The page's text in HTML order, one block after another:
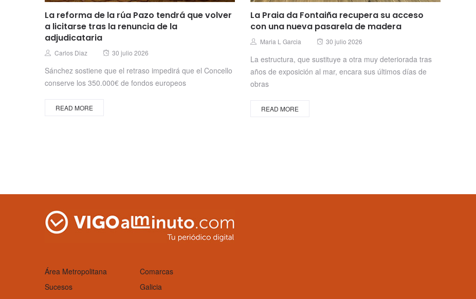
La reforma de la rúa Pazo tendrá que volver
a licitarse tras la renuncia de la
adjudicataria
Author
Carlos Diaz
Posted
30 julio 2026
Sánchez sostiene que el retraso impedirá que el Concello
conserve los 350.000€ de fondos europeos
READ MORE
La Praia da Fontaiña recupera su acceso
con una nueva pasarela de madera
Author
Maria L Garcia
Posted
30 julio 2026
La estructura, que sustituye a otra muy deteriorada tras
años de exposición al mar, encara sus últimos días de
obras
READ MORE
Área Metropolitana
Comarcas
Sucesos
Galicia